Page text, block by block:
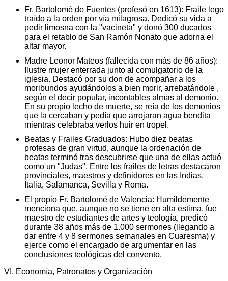
Fr. Bartolomé de Fuentes (profesó en 1613): Fraile lego
traído a la orden por vía milagrosa. Dedicó su vida a
pedir limosna con la "vacineta" y donó 300 ducados
para el retablo de San Ramón Nonato que adorna el
altar mayor.
Madre Leonor Mateos (fallecida con más de 86 años):
Ilustre mujer enterrada junto al comulgatorio de la
iglesia. Destacó por su don de acompañar a los
moribundos ayudándolos a bien morir, arrebatándole ,
según el decir popular, incontables almas al demonio.
En su propio lecho de muerte, se reía de los demonios
que la cercaban y pedía que arrojaran agua bendita
mientras celebraba verlos huir en tropel.
Beatas y Frailes Graduados: Hubo diez beatas
profesas de gran virtud, aunque la ordenación de
beatas terminó tras descubrirse que una de ellas actuó
como un "Judas". Entre los frailes de letras destacaron
provinciales, maestros y definidores en las Indias,
Italia, Salamanca, Sevilla y Roma.
El propio Fr. Bartolomé de Valencia: Humildemente
menciona que, aunque no se tiene en alta estima, fue
maestro de estudiantes de artes y teología, predicó
durante 38 años más de 1.000 sermones (llegando a
dar entre 4 y 8 sermones semanales en Cuaresma) y
ejerce como el encargado de argumentar en las
conclusiones teológicas del convento.
VI. Economía, Patronatos y Organización